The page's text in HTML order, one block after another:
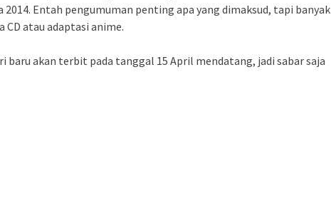
Entah pengumuman penting apa yang dimaksud, tapi banyak
CD atau adaptasi anime.
baru akan terbit pada tanggal 15 April mendatang, jadi sabar saja